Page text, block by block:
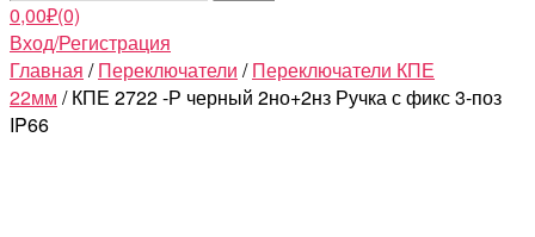
0,00₽(0)
Вход/Регистрация
Главная /Переключатели /Переключатели КПЕ
22мм / КПЕ 2722 -Р черный 2но+2нз Ручка с фикс 3-поз
IP66